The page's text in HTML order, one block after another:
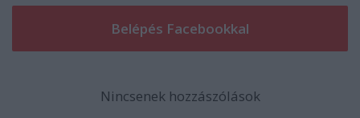
Nincsenek hozzászólások